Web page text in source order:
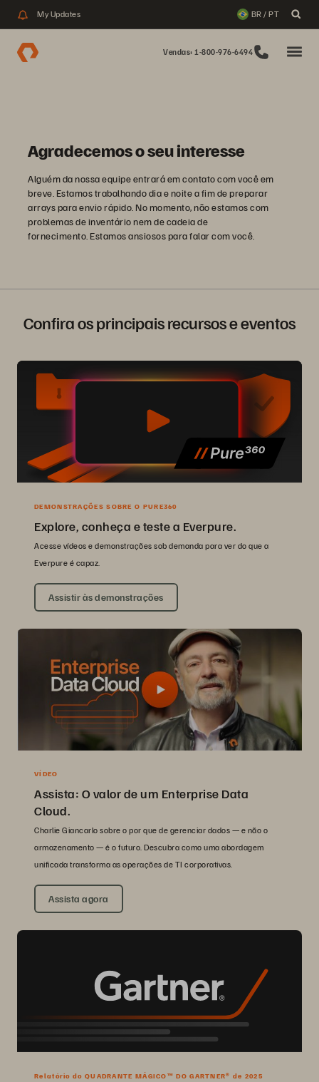
My Updates BR / PT
Vendas: 1-800-976-6494
Agradecemos o seu interesse
Alguém da nossa equipe entrará em contato com você em
breve. Estamos trabalhando dia e noite a fim de preparar
arrays para envio rápido. No momento, não estamos com
problemas de inventário nem de cadeia de
fornecimento. Estamos ansiosos para falar com você.
Confira os principais recursos e eventos
DEMONSTRAÇÕES SOBRE O PURE360
Explore, conheça e teste a Everpure.
Acesse vídeos e demonstrações sob demanda para ver do que a
Everpure é capaz.
Assistir às demonstrações
VÍDEO
Assista: O valor de um Enterprise Data
Cloud.
Charlie Giancarlo sobre o por que de gerenciar dados — e não o
armazenamento — é o futuro. Descubra como uma abordagem
unificada transforma as operações de TI corporativas.
Assista agora
Relatório do QUADRANTE MÁGICO™ DO GARTNER® de 2025